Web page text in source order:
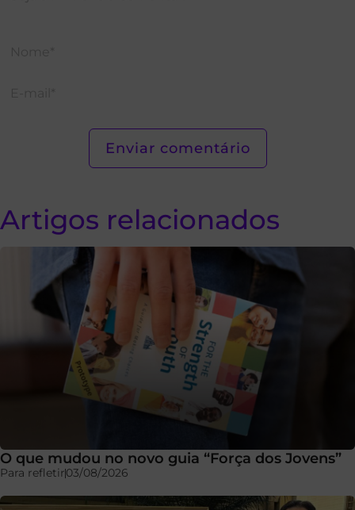
Artigos relacionados
O que mudou no novo guia “Força dos Jovens”
Para refletir03/08/2026